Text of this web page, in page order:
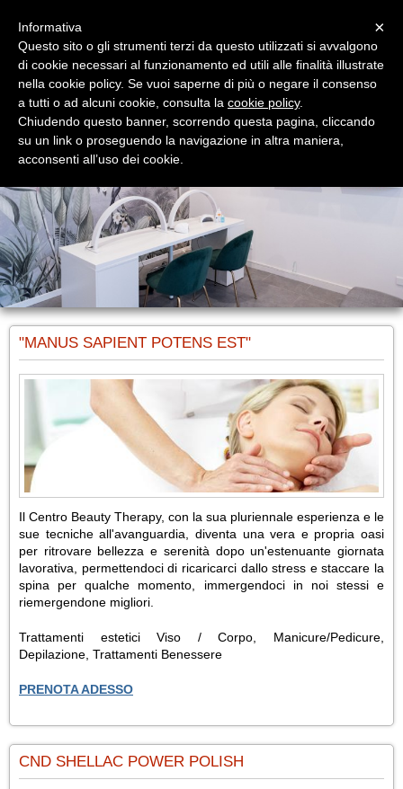
"MANUS SAPIENT POTENS EST"
Il Centro Beauty Therapy, con la sua pluriennale esperienza e le
sue tecniche all'avanguardia, diventa una vera e propria oasi
per ritrovare bellezza e serenità dopo un'estenuante giornata
lavorativa, permettendoci di ricaricarci dallo stress e staccare la
spina per qualche momento, immergendoci in noi stessi e
riemergendone migliori.
Trattamenti estetici Viso / Corpo, Manicure/Pedicure,
Depilazione, Trattamenti Benessere
PRENOTA ADESSO
CND SHELLAC POWER POLISH
×
Informativa
Questo sito o gli strumenti terzi da questo utilizzati si avvalgono
di cookie necessari al funzionamento ed utili alle finalità illustrate
nella cookie policy. Se vuoi saperne di più o negare il consenso
a tutti o ad alcuni cookie, consulta la cookie policy.
Chiudendo questo banner, scorrendo questa pagina, cliccando
su un link o proseguendo la navigazione in altra maniera,
acconsenti all’uso dei cookie.